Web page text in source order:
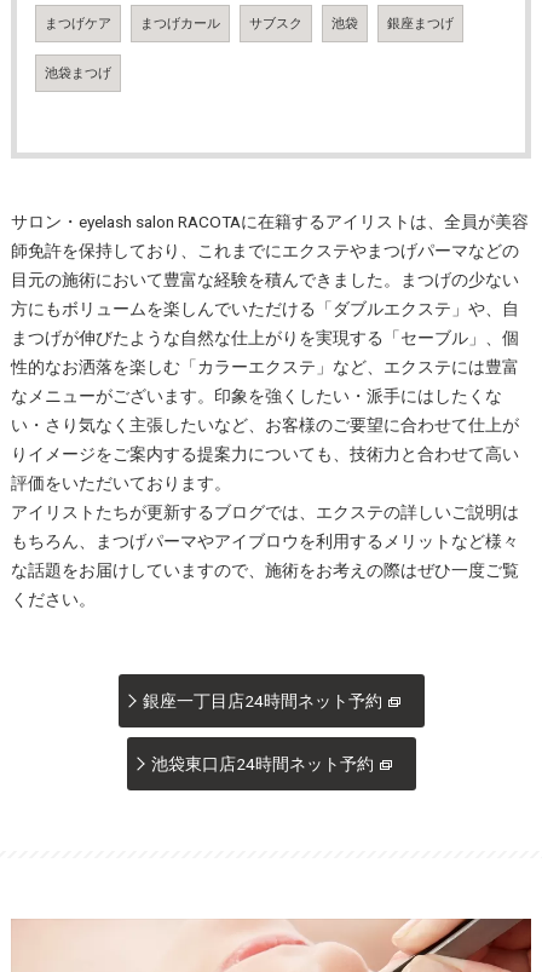
まつげケア まつげカール サブスク 池袋 銀座まつげ
池袋まつげ
サロン・eyelash salon RACOTAに在籍するアイリストは、全員が美容
師免許を保持しており、これまでにエクステやまつげパーマなどの
目元の施術において豊富な経験を積んできました。まつげの少ない
方にもボリュームを楽しんでいただける「ダブルエクステ」や、自
まつげが伸びたような自然な仕上がりを実現する「セーブル」、個
性的なお洒落を楽しむ「カラーエクステ」など、エクステには豊富
なメニューがございます。印象を強くしたい・派手にはしたくな
い・さり気なく主張したいなど、お客様のご要望に合わせて仕上が
りイメージをご案内する提案力についても、技術力と合わせて高い
評価をいただいております。
アイリストたちが更新するブログでは、エクステの詳しいご説明は
もちろん、まつげパーマやアイブロウを利用するメリットなど様々
な話題をお届けしていますので、施術をお考えの際はぜひ一度ご覧
ください。
銀座一丁目店24時間ネット予約
池袋東口店24時間ネット予約